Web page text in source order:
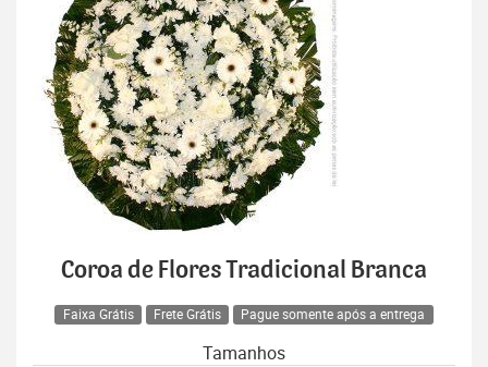
Coroa de Flores Tradicional Branca
Faixa Grátis Frete Grátis Pague somente após a entrega
Tamanhos